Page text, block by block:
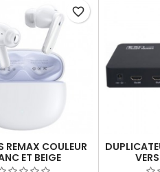
en arrière-plan
votre PC.
REMAX COULEUR
ET BEIGE
favorite_border